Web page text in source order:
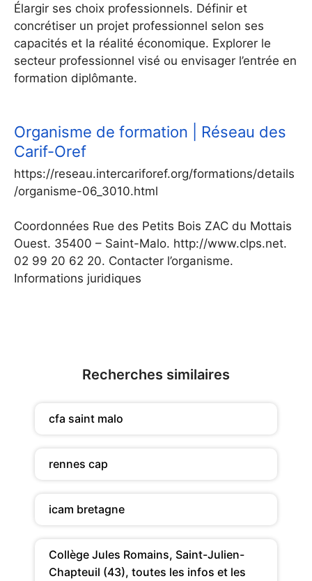
Élargir ses choix professionnels. Définir et
concrétiser un projet professionnel selon ses
capacités et la réalité économique. Explorer le
secteur professionnel visé ou envisager l’entrée en
formation diplômante.
Organisme de formation | Réseau des
Carif-Oref
https://reseau.intercariforef.org/formations/details
/organisme-06_3010.html
Coordonnées Rue des Petits Bois ZAC du Mottais
Ouest. 35400 – Saint-Malo. http://www.clps.net.
02 99 20 62 20. Contacter l’organisme.
Informations juridiques
Recherches similaires
cfa saint malo
rennes cap
icam bretagne
Collège Jules Romains, Saint-Julien-
Chapteuil (43), toutes les infos et les